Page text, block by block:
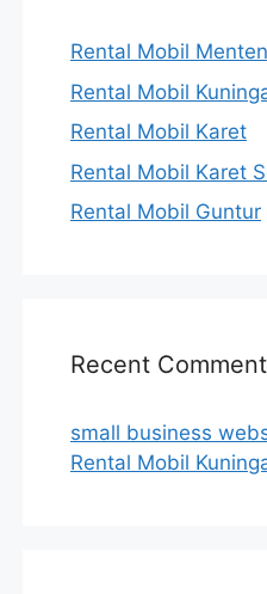
Rental Mobil
Rental Mobil
Rental Mobil Karet
Rental Mobil Karet
Rental Mobil Guntur
Recent
small business
Rental Mobil